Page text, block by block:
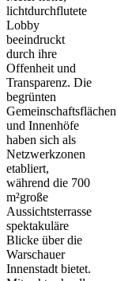
lichtdurchflutete
Lobby
beeindruckt
durch ihre
Offenheit und
Transparenz. Die
begrünten
Gemeinschaftsflächen
und Innenhöfe
haben sich als
Netzwerkzonen
etabliert,
während die 700
m²große
Aussichtsterrasse
spektakuläre
Blicke über die
Warschauer
Innenstadt bietet.